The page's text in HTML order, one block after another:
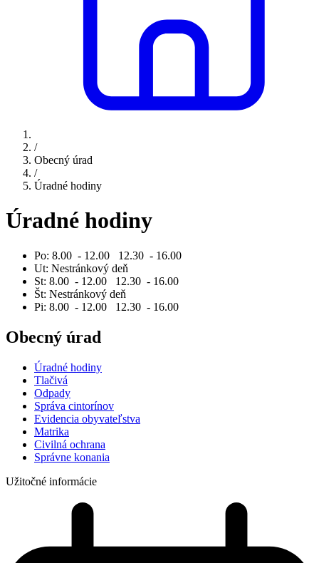
/
Obecný úrad
/
Úradné hodiny
Úradné hodiny
Po: 8.00 - 12.00 12.30 - 16.00
Ut: Nestránkový deň
St: 8.00 - 12.00 12.30 - 16.00
Št: Nestránkový deň
Pi: 8.00 - 12.00 12.30 - 16.00
Obecný úrad
Úradné hodiny
Tlačivá
Odpady
Správa cintorínov
Evidencia obyvateľstva
Matrika
Civilná ochrana
Správne konania
Užitočné informácie